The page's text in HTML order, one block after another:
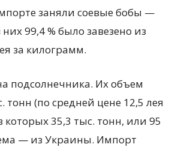
заняли соевые бобы —
99,4 % было завезено из
за килограмм.
подсолнечника. Их объем
тонн (по средней цене 12,5 лея
которых 35,3 тыс. тонн, или 95
— из Украины. Импорт